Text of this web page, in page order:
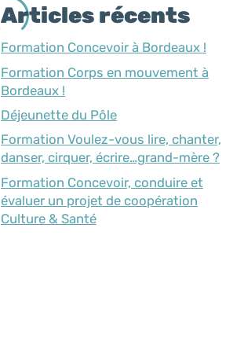
Articles récents
Formation Concevoir à Bordeaux !
Formation Corps en mouvement à
Bordeaux !
Déjeunette du Pôle
Formation Voulez-vous lire, chanter,
danser, cirquer, écrire…grand-mère ?
Formation Concevoir, conduire et
évaluer un projet de coopération
Culture & Santé